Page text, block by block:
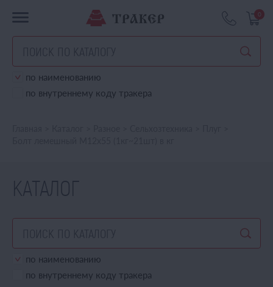
0
по наименованию
по внутреннему коду тракера
КАТАЛОГ
по наименованию
по внутреннему коду тракера